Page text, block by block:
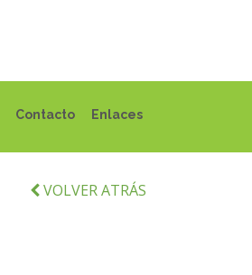
Contacto Enlaces
VOLVER ATRÁS